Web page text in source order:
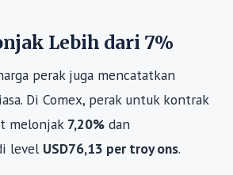
Lebih dari 7%
perak juga mencatatkan
Di Comex, perak untuk kontrak
melonjak 7,20% dan
level USD76,13 per troy ons.